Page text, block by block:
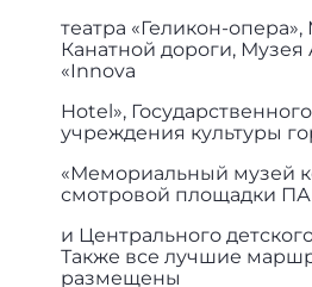
театра «Геликон-
Канатной дороги, Музея
«Innova
Hotel»,
учреждения культуры
«Мемориальный музей
смотровой площадки
и Центрального
Также все лучшие
размещены